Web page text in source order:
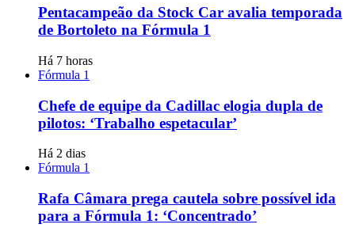
Pentacampeão da Stock Car avalia temporada
de Bortoleto na Fórmula 1
Há 7 horas
Fórmula 1
Chefe de equipe da Cadillac elogia dupla de
pilotos: ‘Trabalho espetacular’
Há 2 dias
Fórmula 1
Rafa Câmara prega cautela sobre possível ida
para a Fórmula 1: ‘Concentrado’